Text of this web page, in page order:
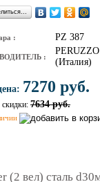
: PZ 387
:
PERUZZO
(Италия)
7270 руб.
скидки: 7634 руб.